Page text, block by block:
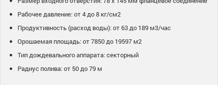
Рабочее давление: от 4 до 8 кг/см2
Продуктивность (расход воды): от 63 до 189 м3/час
Орошаемая площадь: от 7850 до 19597 м2
Тип дождевального аппарата: секторный
Радиус полива: от 50 до 79 м